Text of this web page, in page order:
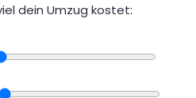
dein Umzug kostet: